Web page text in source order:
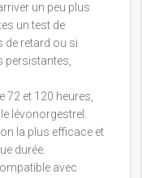
un peu plus
un test de
de retard ou si
persistantes,
72 et 120 heures,
lévonorgestrel.
la plus efficace et
durée.
avec